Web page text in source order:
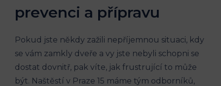
prevenci a přípravu
Pokud jste někdy zažili nepříjemnou situaci, kdy
se ⁣vám zamkly dveře a vy jste ‌nebyli schopni se
dostat ⁤dovnitř, pak víte,⁢ jak frustrující to může
být. Naštěstí v‍ Praze 15 máme tým​ odborníků,